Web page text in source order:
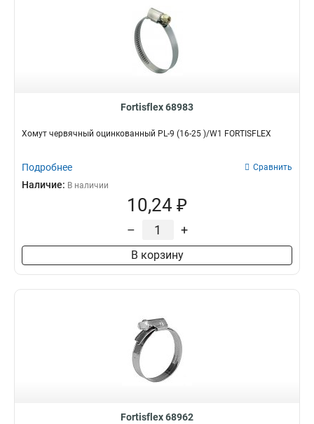
Fortisflex 68983
Хомут червячный оцинкованный PL-9 (16-25 )/W1 FORTISFLEX
Подробнее Сравнить
Наличие: В наличии
10,24 ₽
– +
В корзину
Fortisflex 68962